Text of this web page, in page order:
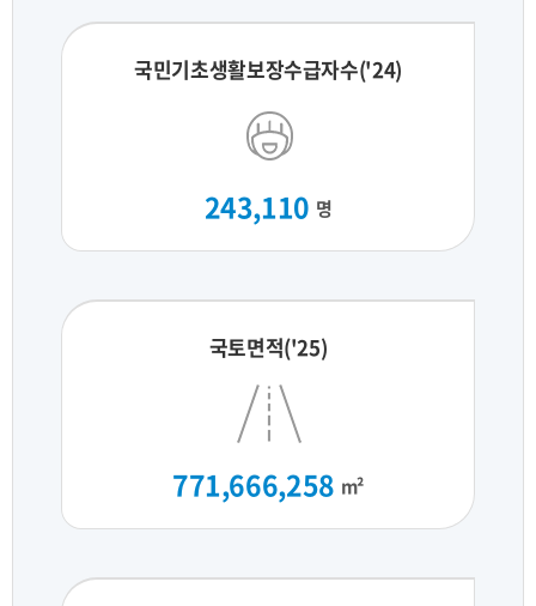
국민기초생활보장수급자수('24)
243,110 명
국토면적('25)
771,666,258 m²